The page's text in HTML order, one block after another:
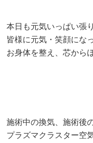
本日も元気いっぱい張
皆様に元気・笑顔にな
お身体を整え、芯から
施術中の換気、施術後
プラズマクラスター空